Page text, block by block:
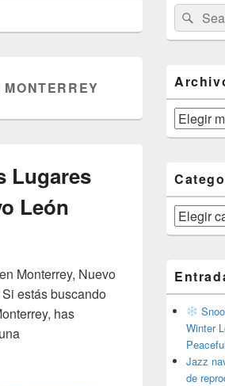
Lugares
León
Monterrey, Nuevo
estás buscando
has
para Fumar en Monterrey, Nuevo
Sidebar
Widget
Area
Search
for:
Archivos
Categorías
Winter
Jazz
de